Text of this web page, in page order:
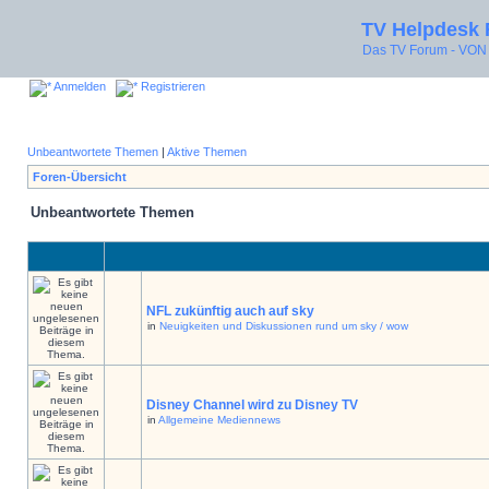
TV Helpdesk
Das TV Forum -
Anmelden Registrieren
Unbeantwortete Themen | Aktive Themen
Foren-Übersicht
Unbeantwortete Themen
NFL zukünftig auch auf sky
in Neuigkeiten und Diskussionen rund um sky / wow
Disney Channel wird zu Disney TV
in Allgemeine Mediennews